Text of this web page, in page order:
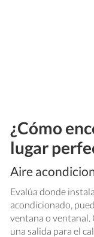
¿Cómo
lugar
Aire
Evalúa donde
acondicionado,
ventana o ventanal.
una salida para el